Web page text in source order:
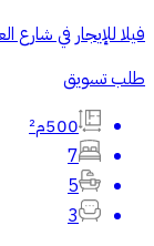
فيلا للإيجار في شارع
طلب تسويق
500م²
7
5
3